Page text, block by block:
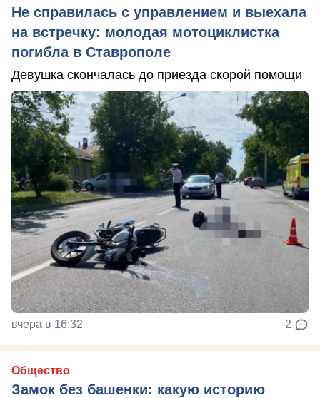
Не справилась с управлением и выехала
на встречку: молодая мотоциклистка
погибла в Ставрополе
Девушка скончалась до приезда скорой помощи
вчера в 16:32 2
Общество
Замок без башенки: какую историю